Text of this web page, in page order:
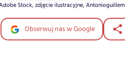
Stock, zdjęcie ilustracyjne, Antonioguillem
Obserwuj nas w Google